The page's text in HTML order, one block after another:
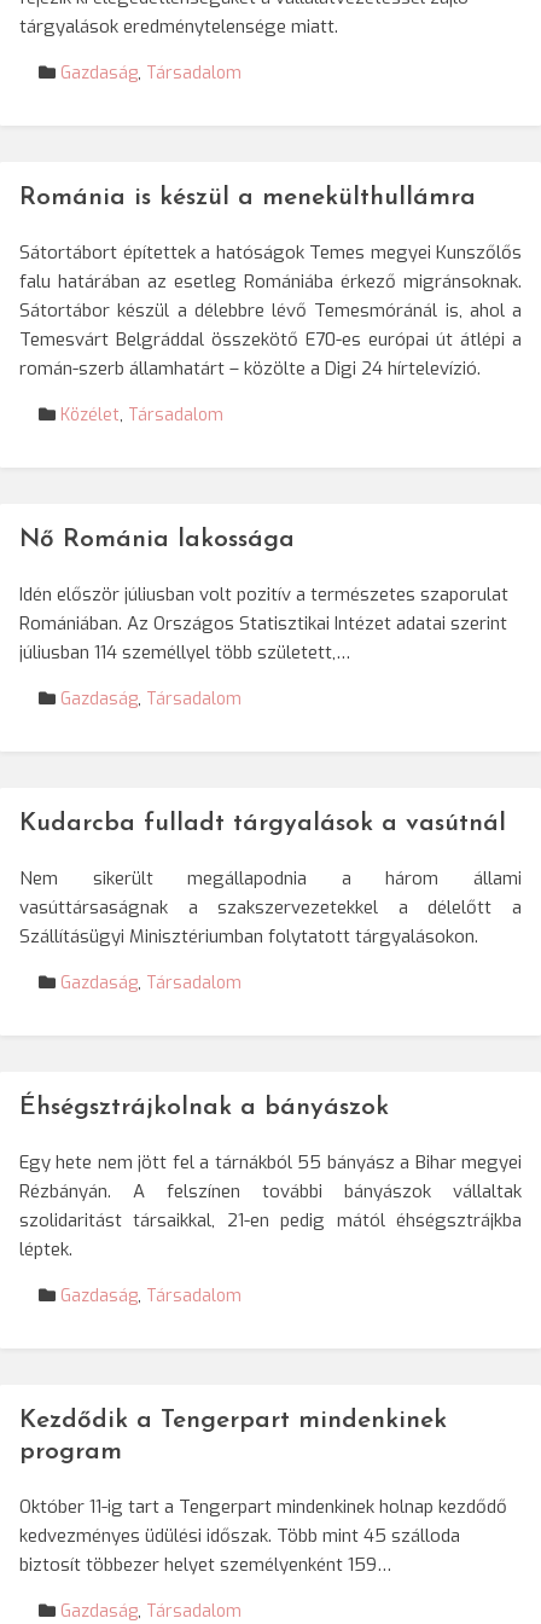
tárgyalások eredménytelensége miatt.
Gazdaság, Társadalom
Románia is készül a menekülthullámra
Sátortábort építettek a hatóságok Temes megyei Kunszőlős
falu határában az esetleg Romániába érkező migránsoknak.
Sátortábor készül a délebbre lévő Temesmóránál is, ahol a
Temesvárt Belgráddal összekötő E70-es európai út átlépi a
román-szerb államhatárt – közölte a Digi 24 hírtelevízió.
Közélet, Társadalom
Nő Románia lakossága
Idén először júliusban volt pozitív a természetes szaporulat
Romániában. Az Országos Statisztikai Intézet adatai szerint
júliusban 114 személlyel több született,…
Gazdaság, Társadalom
Kudarcba fulladt tárgyalások a vasútnál
Nem sikerült megállapodnia a három állami
vasúttársaságnak a szakszervezetekkel a délelőtt a
Szállításügyi Minisztériumban folytatott tárgyalásokon.
Gazdaság, Társadalom
Éhségsztrájkolnak a bányászok
Egy hete nem jött fel a tárnákból 55 bányász a Bihar megyei
Rézbányán. A felszínen további bányászok vállaltak
szolidaritást társaikkal, 21-en pedig mától éhségsztrájkba
léptek.
Gazdaság, Társadalom
Kezdődik a Tengerpart mindenkinek
program
Október 11-ig tart a Tengerpart mindenkinek holnap kezdődő
kedvezményes üdülési időszak. Több mint 45 szálloda
biztosít többezer helyet személyenként 159…
Gazdaság, Társadalom